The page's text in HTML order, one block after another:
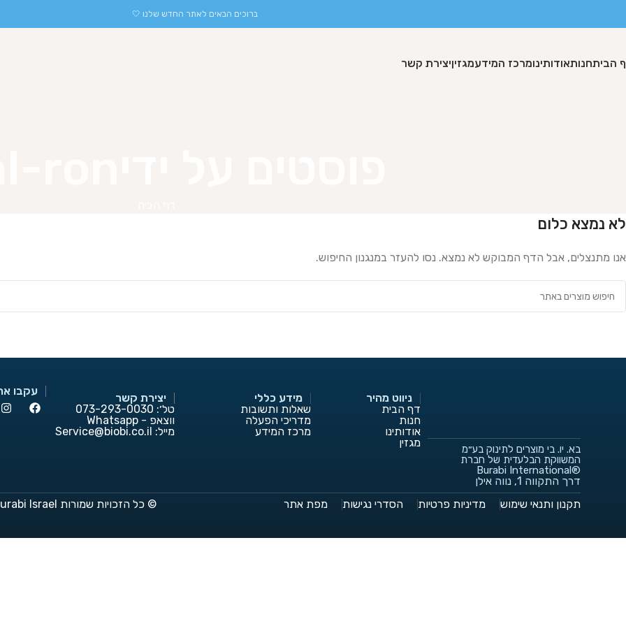
ברוכים הבאים לאתר החדש שלנו 🤍
הביתחנותאודותינומרכז המידעמגזיןיצירת קשר
לא נמצא כלום
אנו מתנצלים, אבל הדף המבוקש לא נמצא. נסו להעזר במנגנון החיפוש.
בא. יו. בי מוצרים לתינוק בע״מ
המשווקת הבלעדית של חברת
®Burabi International
דרך התקווה 1, נווה אילן
ניווט מהיר
דף הבית
חנות
אודותינו
מגזין
מידע כללי
שאלות ותשובות
מדריכי הפעלה
מרכז המידע
יצירת קשר
טל׳: 073-293-0030
ווצאפ - Whatsapp
מייל: Service@biobi.co.il
עקבו
תקנון ותנאי שימוש מדיניות פרטיות הסדרי נגישות מפת אתר © כל הזכויות שמורות Burabi Israel